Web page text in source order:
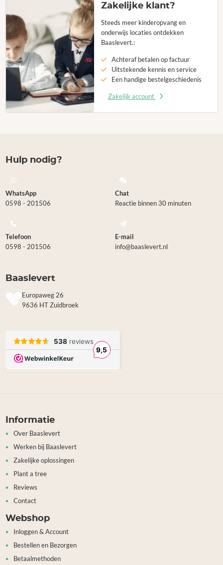
Zakelijke klant?
Steeds meer kinderopvang en
onderwijs locaties ontdekken
Baaslevert.:
Achteraf betalen op factuur
Uitstekende kennis en service
Een handige bestelgeschiedenis
Zakelijk account
Hulp nodig?
WhatsApp
0598 - 201506
Chat
Reactie binnen 30 minuten
Telefoon
0598 - 201506
E-mail
info@baaslevert.nl
Baaslevert
Europaweg 26
9636 HT Zuidbroek
Informatie
Over Baaslevert
Werken bij Baaslevert
Zakelijke oplossingen
Plant a tree
Reviews
Contact
Webshop
Inloggen & Account
Bestellen en Bezorgen
Betaalmethoden